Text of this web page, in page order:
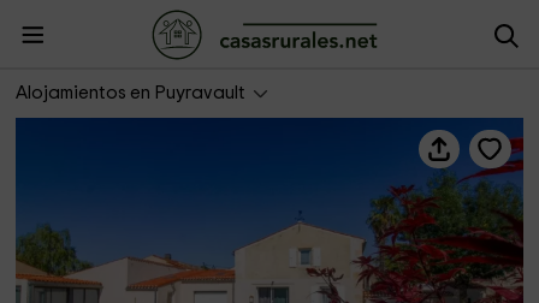
Alojamientos en Puyravault
La Combe des Roquetis